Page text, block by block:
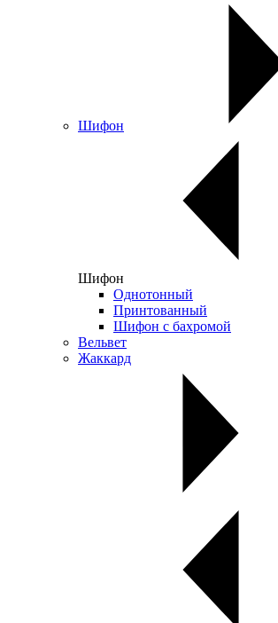
Шифон
Шифон
Однотонный
Принтованный
Шифон с бахромой
Вельвет
Жаккард